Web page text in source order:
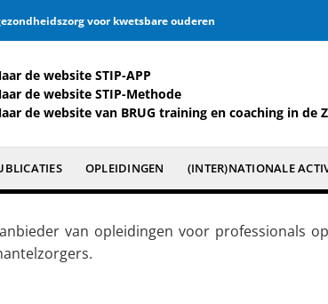
voor kwetsbare ouderen
de website STIP-APP
de website STIP-Methode
de website van BRUG training en coaching in de
OPLEIDINGEN (INTER)NATIONALE
van opleidingen voor professionals